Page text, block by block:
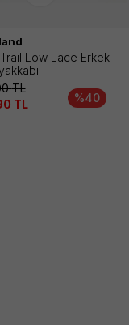
Low Lace Erkek
TL
TL %40